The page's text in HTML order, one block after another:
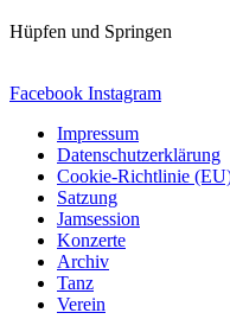
Hüpfen und Springen
Facebook Instagram
Impressum
Datenschutzerklärung
Cookie-Richtlinie
Satzung
Jamsession
Konzerte
Archiv
Tanz
Verein